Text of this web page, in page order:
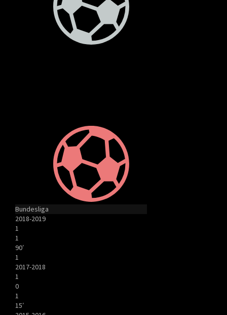
Bundesliga
2018-2019
1
1
90′
1
2017-2018
1
0
1
15′